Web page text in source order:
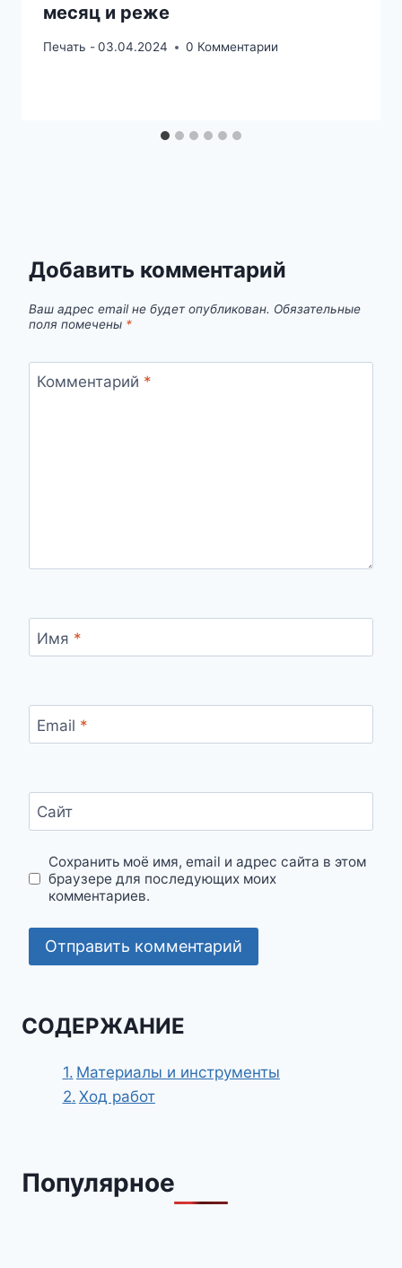
месяц и реже
Печать -03.04.2024 0 Комментарии
Добавить комментарий
Ваш адрес email не будет опубликован. Обязательные
поля помечены *
Комментарий *
Имя *
Email *
Сайт
Сохранить моё имя, email и адрес сайта в этом
браузере для последующих моих
комментариев.
СОДЕРЖАНИЕ
Материалы и инструменты
Ход работ
Популярное